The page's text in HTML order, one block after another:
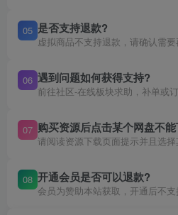
05 是否支持退款?
虚拟商品不支持退款，请确认需要
06 遇到问题如何获得支持?
前往社区-在线板块求助，补单或
07 购买资源后点击某个网盘不
请阅读资源下载页面提示并且选择
08 开通会员是否可以退款?
会员为赞助本站获取，开通后不支